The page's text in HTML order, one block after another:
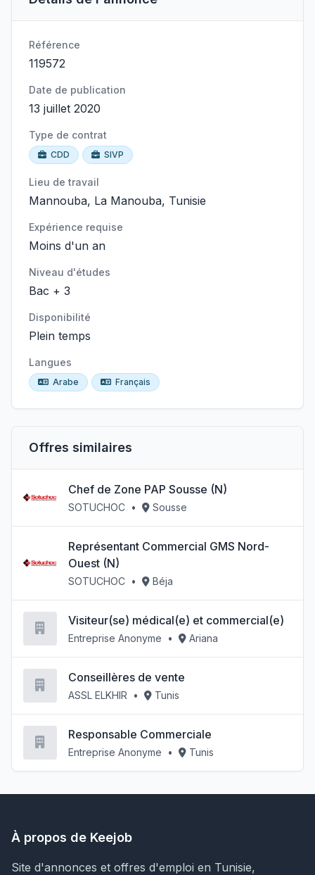
Référence
119572
Date de publication
13 juillet 2020
Type de contrat
CDD SIVP
Lieu de travail
Mannouba, La Manouba, Tunisie
Expérience requise
Moins d'un an
Niveau d'études
Bac + 3
Disponibilité
Plein temps
Langues
Arabe Français
Offres similaires
Chef de Zone PAP Sousse (N)
SOTUCHOC • Sousse
Représentant Commercial GMS Nord-
Ouest (N)
SOTUCHOC • Béja
Visiteur(se) médical(e) et commercial(e)
Entreprise Anonyme • Ariana
Conseillères de vente
ASSL ELKHIR • Tunis
Responsable Commerciale
Entreprise Anonyme • Tunis
À propos de Keejob
Site d'annonces et offres d'emploi en Tunisie,